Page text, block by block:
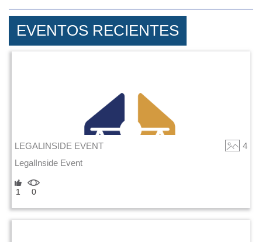
EVENTOS RECIENTES
LEGALINSIDE EVENT
4
LegalInside Event
1 0